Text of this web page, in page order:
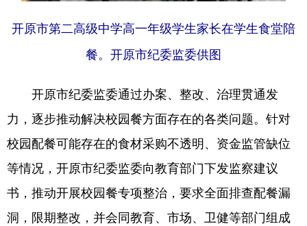
开原市第二高级中学高一年级学生家长在学生食堂陪
餐。开原市纪委监委供图
开原市纪委监委通过办案、整改、治理贯通发
力，逐步推动解决校园餐方面存在的各类问题。针对
校园配餐可能存在的食材采购不透明、资金监管缺位
等情况，开原市纪委监委向教育部门下发监察建议
书，推动开展校园餐专项整治，要求全面排查配餐漏
洞，限期整改，并会同教育、市场、卫健等部门组成